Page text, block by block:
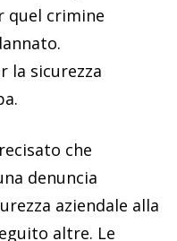
quel crimine
la sicurezza
che
denuncia
aziendale alla
altre. Le